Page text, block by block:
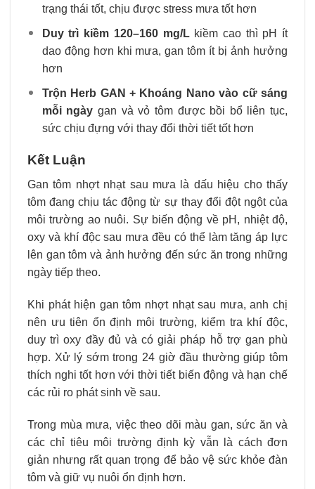
trạng thái tốt, chịu được stress mưa tốt hơn
Duy trì kiềm 120–160 mg/Lkiềm cao thì pH ít
dao động hơn khi mưa, gan tôm ít bị ảnh hưởng
hơn
Trộn Herb GAN + Khoáng Nano vào cữ sáng
mỗi ngày gan và vỏ tôm được bồi bổ liên tục,
sức chịu đựng với thay đổi thời tiết tốt hơn
Kết Luận
Gan tôm nhợt nhạt sau mưa là dấu hiệu cho thấy
tôm đang chịu tác động từ sự thay đổi đột ngột của
môi trường ao nuôi. Sự biến động về pH, nhiệt độ,
oxy và khí độc sau mưa đều có thể làm tăng áp lực
lên gan tôm và ảnh hưởng đến sức ăn trong những
ngày tiếp theo.
Khi phát hiện gan tôm nhợt nhạt sau mưa, anh chị
nên ưu tiên ổn định môi trường, kiểm tra khí độc,
duy trì oxy đầy đủ và có giải pháp hỗ trợ gan phù
hợp. Xử lý sớm trong 24 giờ đầu thường giúp tôm
thích nghi tốt hơn với thời tiết biến động và hạn chế
các rủi ro phát sinh về sau.
Trong mùa mưa, việc theo dõi màu gan, sức ăn và
các chỉ tiêu môi trường định kỳ vẫn là cách đơn
giản nhưng rất quan trọng để bảo vệ sức khỏe đàn
tôm và giữ vụ nuôi ổn định hơn.